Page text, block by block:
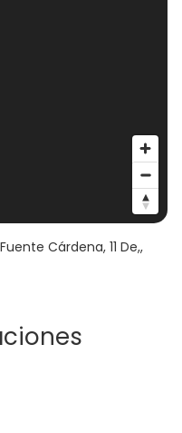
Cárdena, 11 De,,